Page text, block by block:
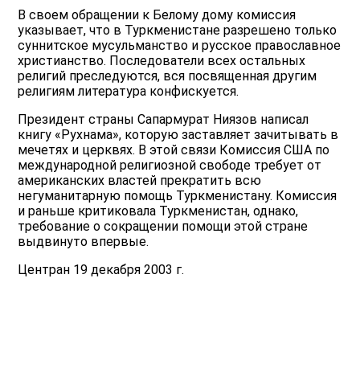
В своем обращении к Белому дому комиссия
указывает, что в Туркменистане разрешено только
суннитское мусульманство и русское православное
христианство. Последователи всех остальных
религий преследуются, вся посвященная другим
религиям литература конфискуется.
Президент страны Сапармурат Ниязов написал
книгу «Рухнама», которую заставляет зачитывать в
мечетях и церквях. В этой связи Комиссия США по
международной религиозной свободе требует от
американских властей прекратить всю
негуманитарную помощь Туркменистану. Комиссия
и раньше критиковала Туркменистан, однако,
требование о сокращении помощи этой стране
выдвинуто впервые.
Центран 19 декабря 2003 г.